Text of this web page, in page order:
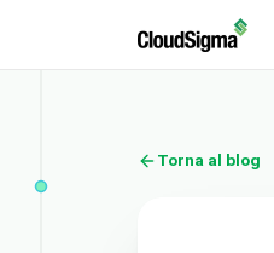
Torna al blog